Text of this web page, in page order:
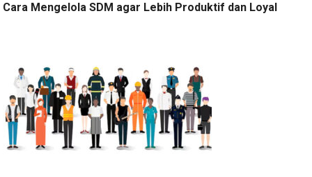
Cara Mengelola SDM agar Lebih Produktif dan Loyal